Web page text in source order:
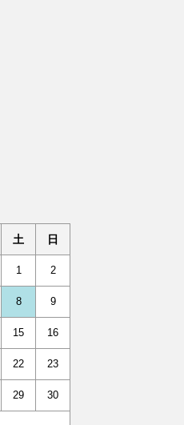
土 日
1 2
8 9
15 16
22 23
29 30